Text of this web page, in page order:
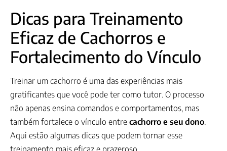
Dicas para Treinamento
Eficaz de Cachorros e
Fortalecimento do Vínculo
Treinar um cachorro é uma das experiências mais
gratificantes que você pode ter como tutor. O processo
não apenas ensina comandos e comportamentos, mas
também fortalece o vínculo entre cachorro e seu dono.
Aqui estão algumas dicas que podem tornar esse